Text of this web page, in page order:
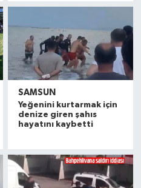
SAMSUN
Yeğenini kurtarmak için
denize giren şahıs
hayatını kaybetti